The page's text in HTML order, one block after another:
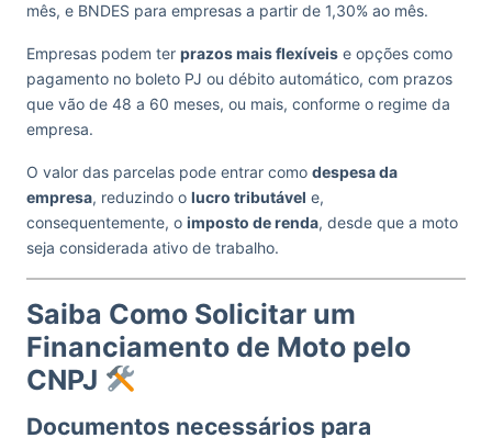
mês, e BNDES para empresas a partir de 1,30% ao mês.
Empresas podem ter prazos mais flexíveis e opções como
pagamento no boleto PJ ou débito automático, com prazos
que vão de 48 a 60 meses, ou mais, conforme o regime da
empresa.
O valor das parcelas pode entrar como despesa da
empresa, reduzindo o lucro tributável e,
consequentemente, o imposto de renda, desde que a moto
seja considerada ativo de trabalho.
Saiba Como Solicitar um
Financiamento de Moto pelo
CNPJ
Documentos necessários para